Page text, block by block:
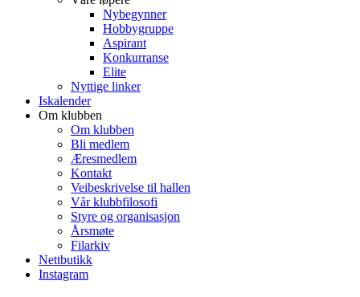
Nybegynner
Hobbygruppe
Aspirant
Konkurranse
Elite
Nyttige linker
Iskalender
Om klubben
Om klubben
Bli medlem
Æresmedlem
Kontakt
Veibeskrivelse til hallen
Vår klubbfilosofi
Styre og organisasjon
Årsmøte
Filarkiv
Nettbutikk
Instagram